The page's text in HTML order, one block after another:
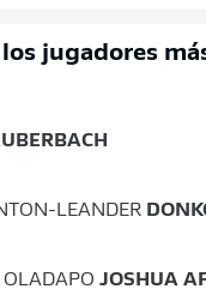
jugadores
LEANDER
OLADAPO JOSHUA